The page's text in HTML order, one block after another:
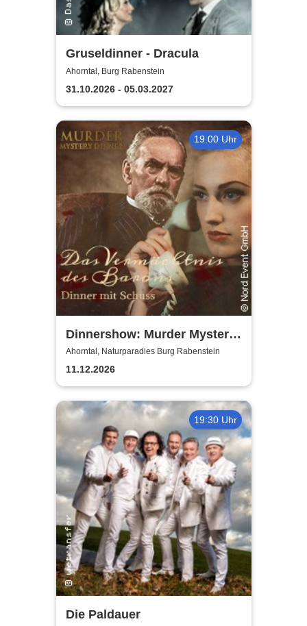
Gruseldinner - Dracula
Ahorntal, Burg Rabenstein
31.10.2026 - 05.03.2027
19:00 Uhr
Dinnershow: Murder Mystery
Dinner
Ahorntal, Naturparadies Burg Rabenstein
11.12.2026
19:30 Uhr
Die Paldauer